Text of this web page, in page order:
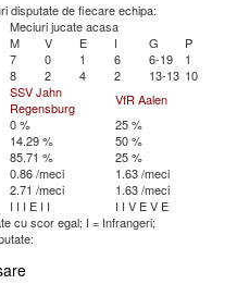
disputate de fiecare echipa:
Meciuri jucate acasa
M V E I G
P
7 0 1 6 6-19
1
8 2 4 2 13-13 10
SSV Jahn
Regensburg
VfR Aalen
0 %
25 %
14.29 %
50 %
85.71 %
25 %
0.86 /meci
1.63 /meci
2.71 /meci
1.63 /meci
I I I E I I I I V EV E
cu scor egal; I = Infrangeri;